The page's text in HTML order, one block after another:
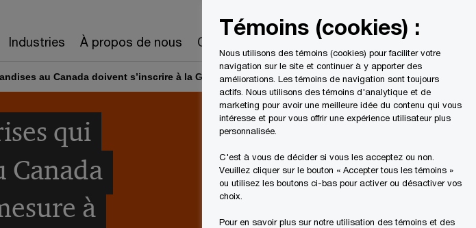
Industries À propos de nous Carrières Recherche
au Canada doivent s’inscrire à la GCRA – mesure à prendre! (mise à jour de février 2024)
qui
Canada
à
Témoins (cookies) :
Nous utilisons des témoins (cookies) pour faciliter votre
navigation sur le site et continuer à y apporter des
améliorations. Les témoins de navigation sont toujours
actifs. Nous utilisons des témoins d'analytique et de
marketing pour avoir une meilleure idée du contenu qui vous
intéresse et pour vous offrir une expérience utilisateur plus
personnalisée.
C'est à vous de décider si vous les acceptez ou non.
Veuillez cliquer sur le bouton « Accepter tous les témoins »
ou utilisez les boutons ci-bas pour activer ou désactiver vos
choix.
Pour en savoir plus sur notre utilisation des témoins et des